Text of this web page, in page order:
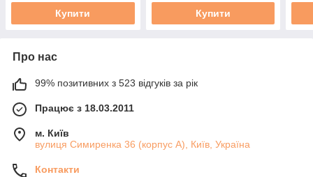
"Christmas Hearth". CS
Купити Купити
Про нас
99% позитивних з 523 відгуків за рік
Працює з 18.03.2011
м. Київ
вулиця Симиренка 36 (корпус А), Київ, Україна
Контакти